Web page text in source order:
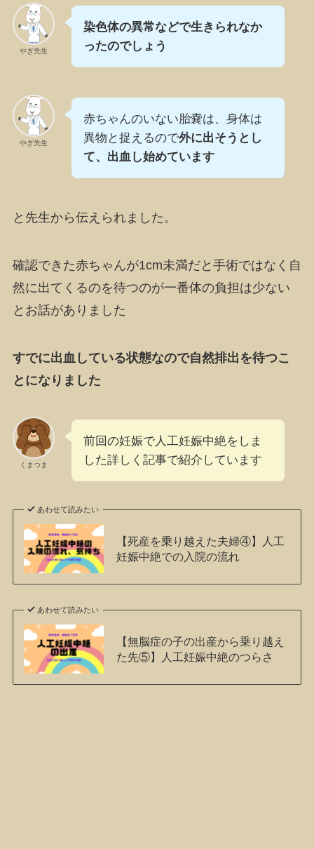
やぎ先生
染色体の異常などで生きられなか
ったのでしょう
やぎ先生
赤ちゃんのいない胎嚢は、身体は
異物と捉えるので外に出そうとし
て、出血し始めています
と先生から伝えられました。
確認できた赤ちゃんが1cm未満だと手術ではなく自
然に出てくるのを待つのが一番体の負担は少ない
とお話がありました
すでに出血している状態なので自然排出を待つこ
とになりました
くまつま
前回の妊娠で人工妊娠中絶をしま
した詳しく記事で紹介しています
あわせて読みたい
【死産を乗り越えた夫婦④】人工
妊娠中絶での入院の流れ
あわせて読みたい
【無脳症の子の出産から乗り越え
た先⑤】人工妊娠中絶のつらさ